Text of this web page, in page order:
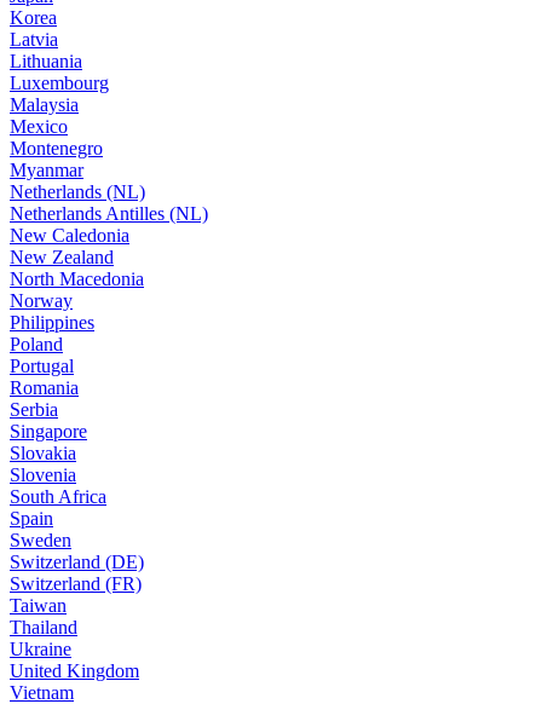
Korea
Latvia
Lithuania
Luxembourg
Malaysia
Mexico
Montenegro
Myanmar
Netherlands (NL)
Netherlands Antilles (NL)
New Caledonia
New Zealand
North Macedonia
Norway
Philippines
Poland
Portugal
Romania
Serbia
Singapore
Slovakia
Slovenia
South Africa
Spain
Sweden
Switzerland (DE)
Switzerland (FR)
Taiwan
Thailand
Ukraine
United Kingdom
Vietnam